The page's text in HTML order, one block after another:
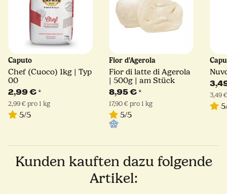
Caputo
Chef (Cuoco) 1kg | Typ
00
2,99 €*
2,99 € pro 1 kg
5/5
Fior d'Agerola
Fior di latte di Agerola
| 500g | am Stück
8,95 €*
17,90 € pro 1 kg
5/5
3,49
Kunden kauften dazu folgende
Artikel: